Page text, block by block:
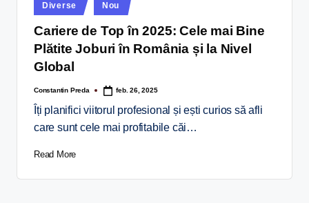
Diverse Nou
Cariere de Top în 2025: Cele mai Bine
Plătite Joburi în România și la Nivel
Global
Constantin Preda feb. 26, 2025
Îți planifici viitorul profesional și ești curios să afli
care sunt cele mai profitabile căi…
Read More